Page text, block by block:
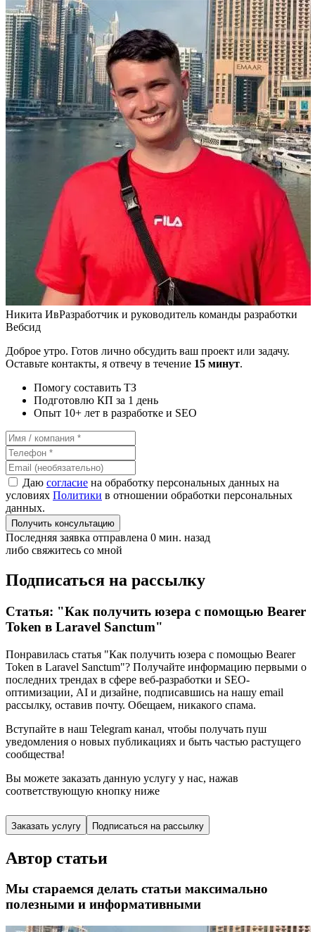
Никита ИвРазработчик и руководитель команды разработки
Вебсид
Доброе утро. Готов лично обсудить ваш проект или задачу.
Оставьте контакты, я отвечу в течение 15 минут.
Помогу составить ТЗ
Подготовлю КП за 1 день
Опыт 10+ лет в разработке и SEO
Даю согласие на обработку персональных данных на
условиях Политики в отношении обработки персональных
данных.
Получить консультацию
Последняя заявка отправлена 0 мин. назад
либо свяжитесь со мной
Подписаться на рассылку
Статья: "Как получить юзера с помощью Bearer
Token в Laravel Sanctum"
Понравилась статья "Как получить юзера с помощью Bearer
Token в Laravel Sanctum"? Получайте информацию первыми о
последних трендах в сфере веб-разработки и SEO-
оптимизации, AI и дизайне, подписавшись на нашу email
рассылку, оставив почту. Обещаем, никакого спама.
Вступайте в наш Telegram канал, чтобы получать пуш
уведомления о новых публикациях и быть частью растущего
сообщества!
Вы можете заказать данную услугу у нас, нажав
соответствующую кнопку ниже
Заказать услугу Подписаться на рассылку
Автор статьи
Мы стараемся делать статьи максимально
полезными и информативными